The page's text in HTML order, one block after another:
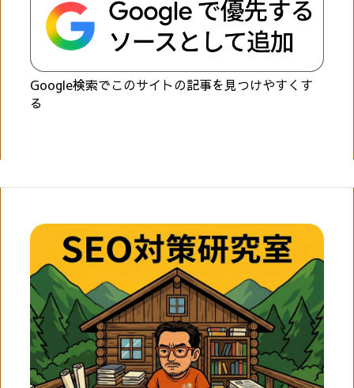
Google検索でこのサイトの記事を見つけやすくす
る